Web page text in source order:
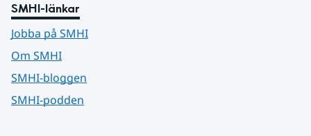
SMHI-länkar
Jobba på SMHI
Om SMHI
SMHI-bloggen
SMHI-podden